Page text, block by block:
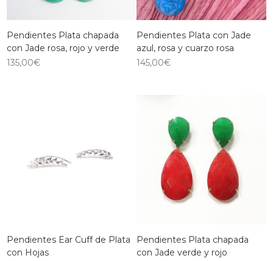
Pendientes Plata chapada
con Jade rosa, rojo y verde
135,00€
Pendientes Plata con Jade
azul, rosa y cuarzo rosa
145,00€
Pendientes Ear Cuff de Plata
con Hojas
Pendientes Plata chapada
con Jade verde y rojo